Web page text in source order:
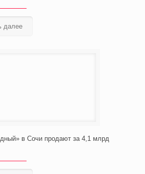
далее
в Сочи продают за 4,1 млрд